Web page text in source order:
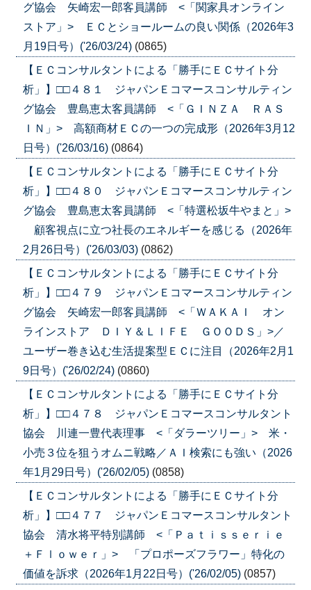
グ協会 矢崎宏一郎客員講師 <「関家具オンライン
ストア」> ＥＣとショールームの良い関係（2026年3
月19日号）('26/03/24) (0865)
【ＥＣコンサルタントによる「勝手にＥＣサイト分
析」】□□４８１ ジャパンＥコマースコンサルティン
グ協会 豊島恵太客員講師 <「ＧＩＮＺＡ ＲＡＳ
ＩＮ」> 高額商材ＥＣの一つの完成形（2026年3月12
日号）('26/03/16) (0864)
【ＥＣコンサルタントによる「勝手にＥＣサイト分
析」】□□４８０ ジャパンＥコマースコンサルティン
グ協会 豊島恵太客員講師 <「特選松坂牛やまと」>
顧客視点に立つ社長のエネルギーを感じる（2026年
2月26日号）('26/03/03) (0862)
【ＥＣコンサルタントによる「勝手にＥＣサイト分
析」】□□４７９ ジャパンＥコマースコンサルティン
グ協会 矢崎宏一郎客員講師 <「ＷＡＫＡＩ オン
ラインストア ＤＩＹ＆ＬＩＦＥ ＧＯＯＤＳ」>／
ユーザー巻き込む生活提案型ＥＣに注目（2026年2月1
9日号）('26/02/24) (0860)
【ＥＣコンサルタントによる「勝手にＥＣサイト分
析」】□□４７８ ジャパンＥコマースコンサルタント
協会 川連一豊代表理事 <「ダラーツリー」> 米・
小売３位を狙うオムニ戦略／ＡＩ検索にも強い（2026
年1月29日号）('26/02/05) (0858)
【ＥＣコンサルタントによる「勝手にＥＣサイト分
析」】□□４７７ ジャパンＥコマースコンサルタント
協会 清水将平特別講師 <「Ｐａｔｉｓｓｅｒｉｅ
＋Ｆｌｏｗｅｒ」> 「プロポーズフラワー」特化の
価値を訴求（2026年1月22日号）('26/02/05) (0857)